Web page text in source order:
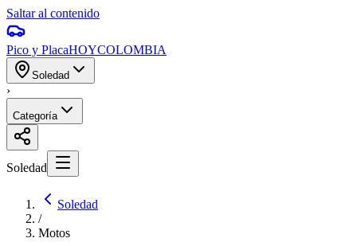
Saltar al contenido
Pico y PlacaHOYCOLOMBIA
Soledad
›
Categoría
Soledad
Soledad
/
Motos